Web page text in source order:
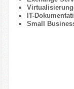
IT-
Small